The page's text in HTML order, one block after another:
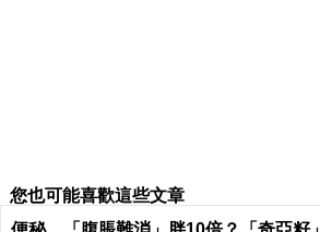
您也可能喜歡這些文章